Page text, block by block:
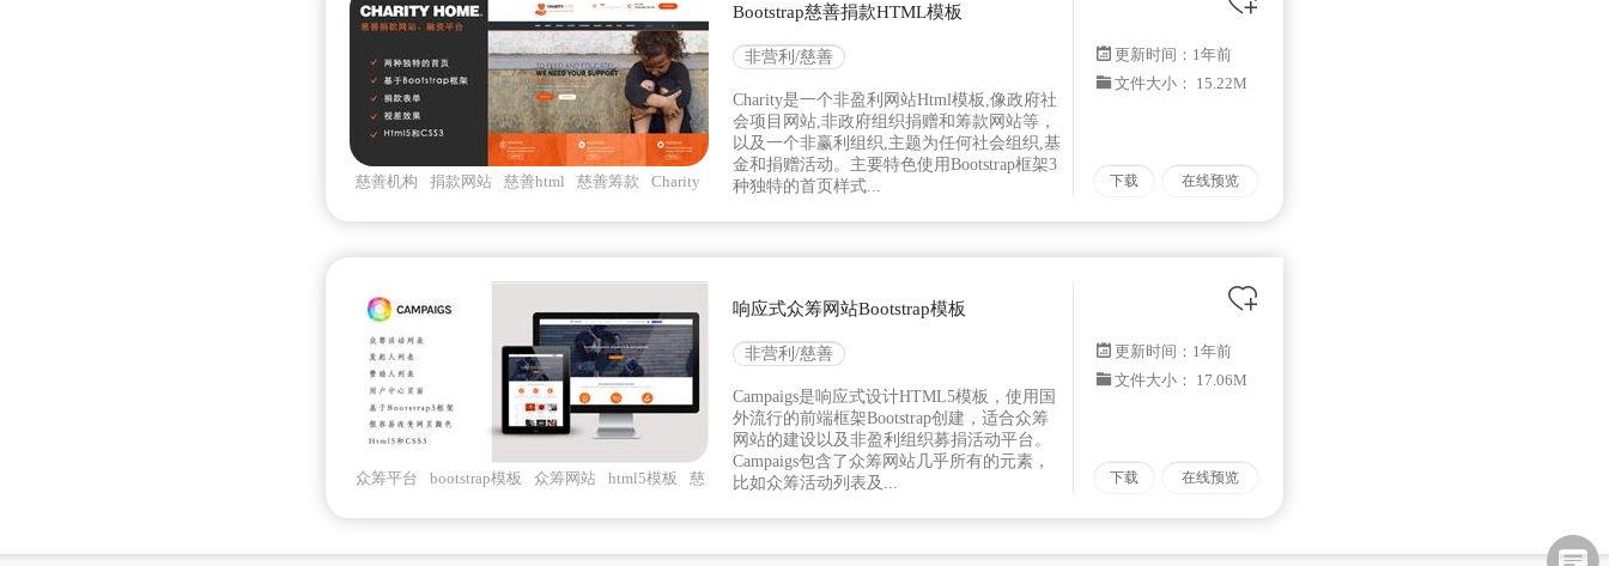
慈善机构 捐款网站 慈善html 慈善筹款 Charity
Bootstrap慈善捐款HTML模板
非营利/慈善
Charity是一个非盈利网站Html模板,像政府社
会项目网站,非政府组织捐赠和筹款网站等，
以及一个非赢利组织,主题为任何社会组织,基
金和捐赠活动。主要特色使用Bootstrap框架3
种独特的首页样式...
更新时间： 1年前
文件大小： 15.22M
下载 在线预览
众筹平台 bootstrap模板 众筹网站 html5模板
慈
响应式众筹网站Bootstrap模板
非营利/慈善
Campaigs是响应式设计HTML5模板，使用国
外流行的前端框架Bootstrap创建，适合众筹
网站的建设以及非盈利组织募捐活动平台。
Campaigs包含了众筹网站几乎所有的元素，
比如众筹活动列表及...
更新时间： 1年前
文件大小： 17.06M
下载 在线预览